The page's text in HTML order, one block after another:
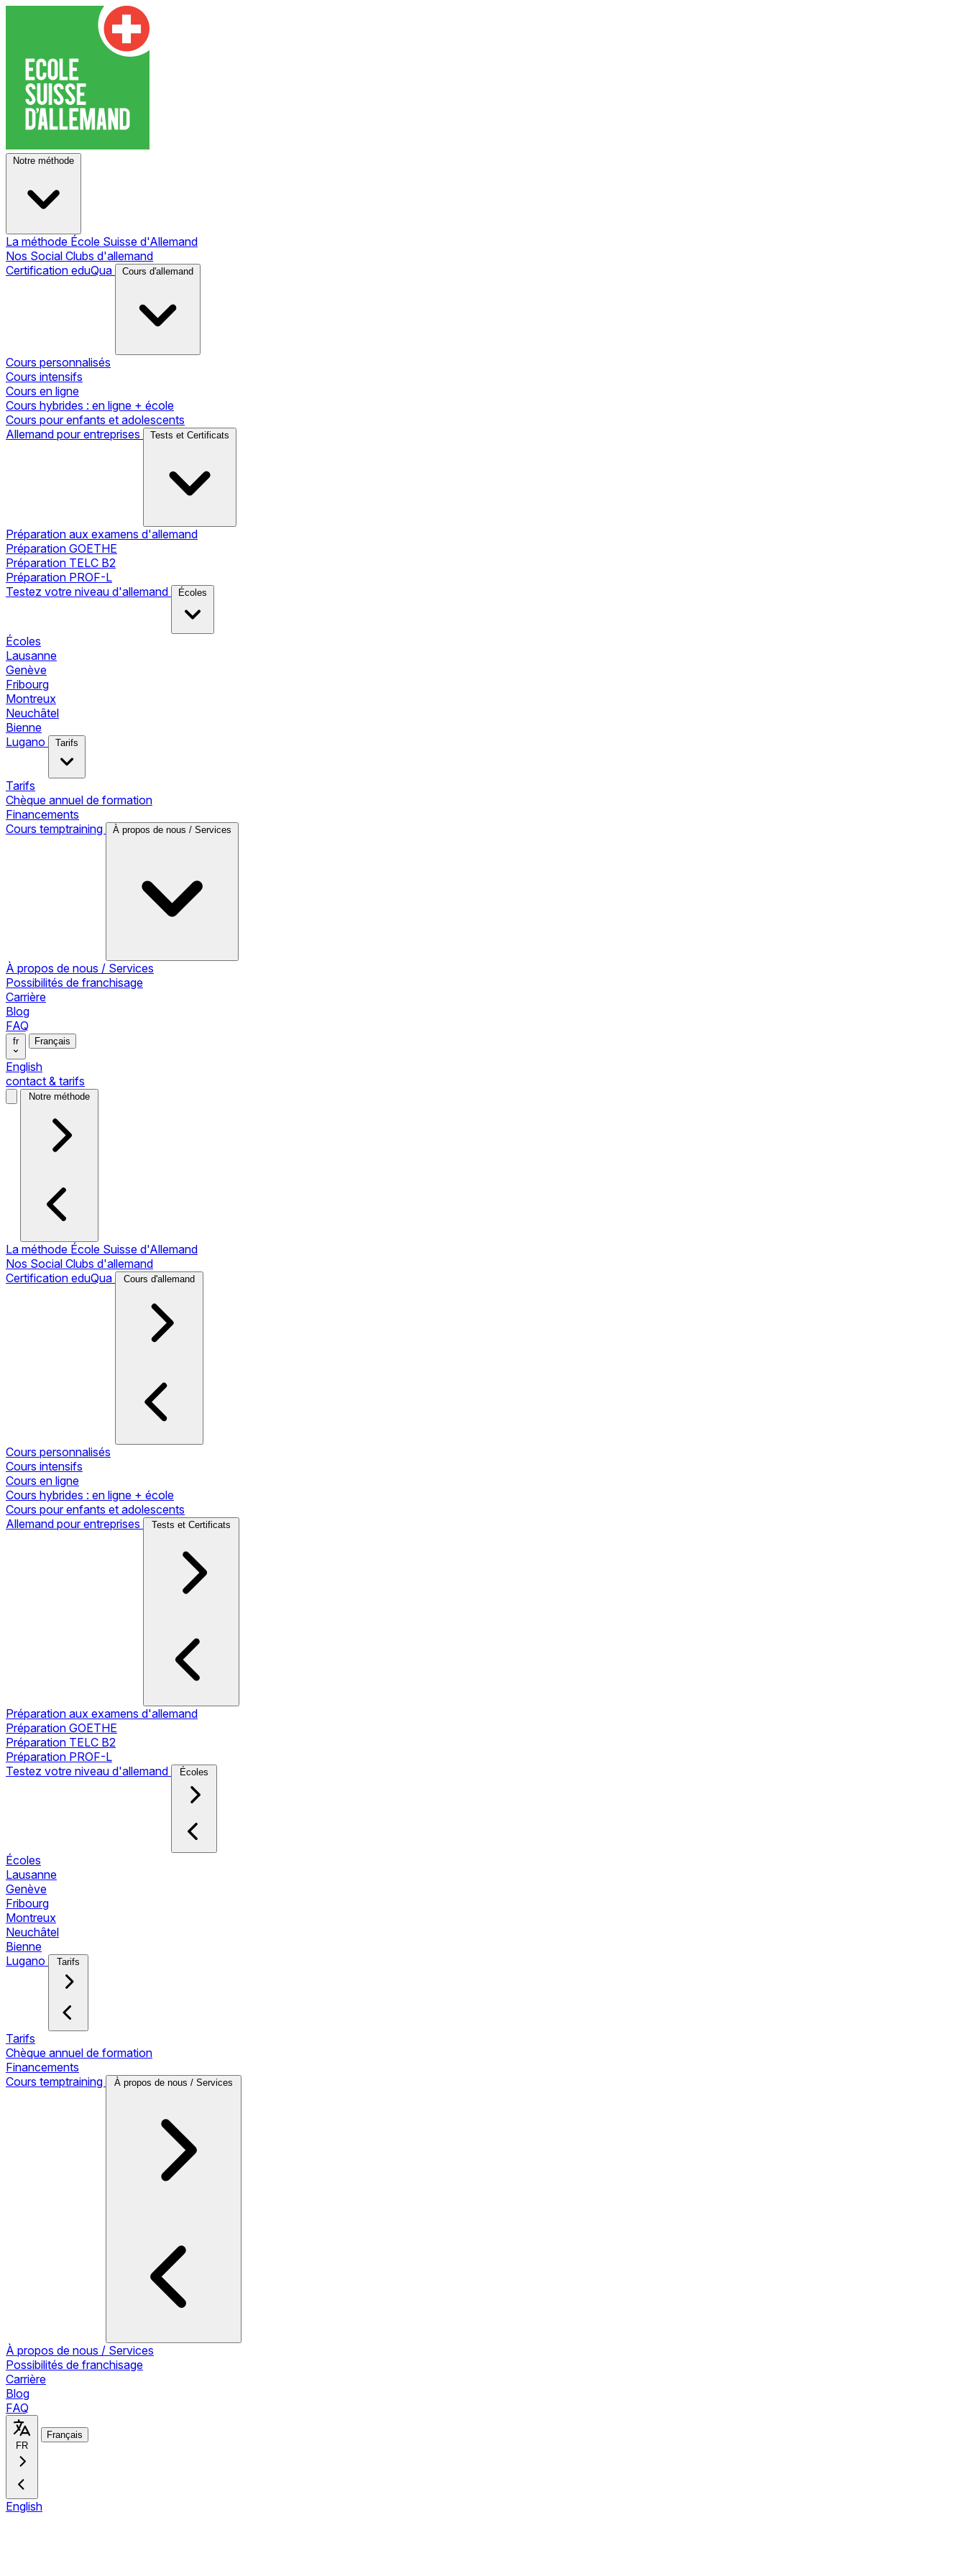
Notre méthode
La méthode École Suisse d'Allemand
Nos Social Clubs d'allemand
Certification eduQua
Cours d'allemand
Cours personnalisés
Cours intensifs
Cours en ligne
Cours hybrides : en ligne + école
Cours pour enfants et adolescents
Allemand pour entreprises
Tests et Certificats
Préparation aux examens d'allemand
Préparation GOETHE
Préparation TELC B2
Préparation PROF-L
Testez votre niveau d'allemand
Écoles
Écoles
Lausanne
Genève
Fribourg
Montreux
Neuchâtel
Bienne
Lugano
Tarifs
Tarifs
Chèque annuel de formation
Financements
Cours temptraining
À propos de nous / Services
À propos de nous / Services
Possibilités de franchisage
Carrière
Blog
FAQ
fr Français
English
contact & tarifs
Notre méthode
La méthode École Suisse d'Allemand
Nos Social Clubs d'allemand
Certification eduQua
Cours d'allemand
Cours personnalisés
Cours intensifs
Cours en ligne
Cours hybrides : en ligne + école
Cours pour enfants et adolescents
Allemand pour entreprises
Tests et Certificats
Préparation aux examens d'allemand
Préparation GOETHE
Préparation TELC B2
Préparation PROF-L
Testez votre niveau d'allemand
Écoles
Écoles
Lausanne
Genève
Fribourg
Montreux
Neuchâtel
Bienne
Lugano
Tarifs
Tarifs
Chèque annuel de formation
Financements
Cours temptraining
À propos de nous / Services
À propos de nous / Services
Possibilités de franchisage
Carrière
Blog
FAQ
FR
Français
English